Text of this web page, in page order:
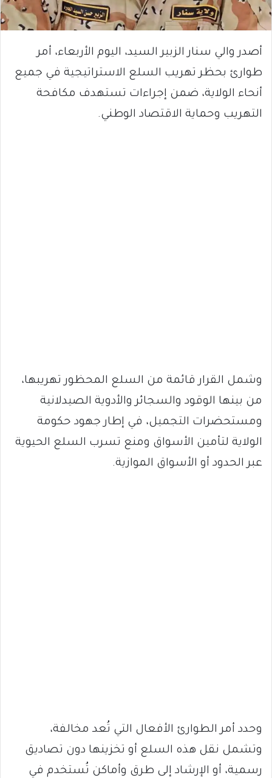
أصدر والي سنار الزبير السيد، اليوم الأربعاء، أمر
طوارئ بحظر تهريب السلع الاستراتيجية في جميع
أنحاء الولاية، ضمن إجراءات تستهدف مكافحة
التهريب وحماية الاقتصاد الوطني.
وشمل القرار قائمة من السلع المحظور تهريبها،
من بينها الوقود والسجائر والأدوية الصيدلانية
ومستحضرات التجميل، في إطار جهود حكومة
الولاية لتأمين الأسواق ومنع تسرب السلع الحيوية
عبر الحدود أو الأسواق الموازية.
وحدد أمر الطوارئ الأفعال التي تُعد مخالفة،
وتشمل نقل هذه السلع أو تخزينها دون تصاديق
رسمية، أو الإرشاد إلى طرق وأماكن تُستخدم في